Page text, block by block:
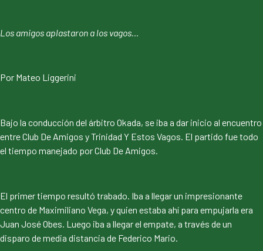
Los amigos aplastaron a los vagos…
Por Mateo Liggerini
Bajo la conducción del árbitro Okada, se iba a dar inicio al encuentro
entre Club De Amigos y Trinidad Y Estos Vagos. El partido fue todo
el tiempo manejado por Club De Amigos.
El primer tiempo resultó trabado. Iba a llegar un impresionante
centro de Maximiliano Vega, y quien estaba ahí para empujarla era
Juan José Obes. Luego iba a llegar el empate, a través de un
disparo de media distancia de Federico Mario.